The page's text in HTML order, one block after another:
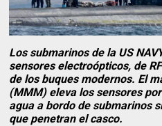
Los submarinos de la US
sensores electroópticos, de
de los buques modernos. El
(MMM) eleva los sensores
agua a bordo de submarinos
que penetran el casco.